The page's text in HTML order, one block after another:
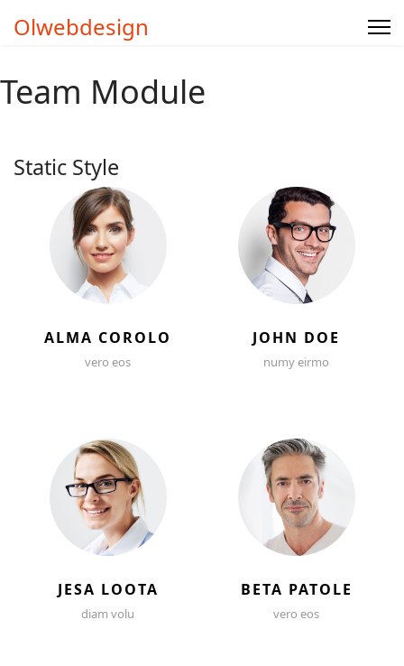
Olwebdesign
Team Module
Static Style
ALMA COROLO
vero eos
JOHN DOE
numy eirmo
JESA LOOTA
diam volu
BETA PATOLE
vero eos